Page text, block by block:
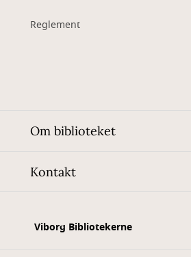
Reglement
Om biblioteket
Kontakt
Viborg Bibliotekerne